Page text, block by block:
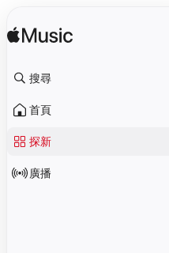
搜尋
首頁
探新
廣播